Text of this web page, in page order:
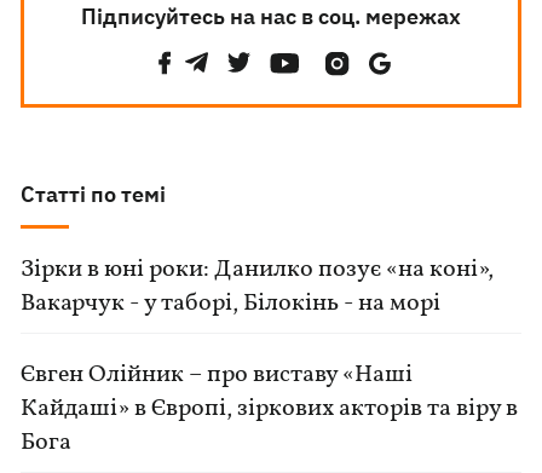
Підписуйтесь на нас в соц. мережах
Статті по темі
Зірки в юні роки: Данилко позує «на коні»,
Вакарчук - у таборі, Білокінь - на морі
Євген Олійник – про виставу «Наші
Кайдаші» в Європі, зіркових акторів та віру в
Бога